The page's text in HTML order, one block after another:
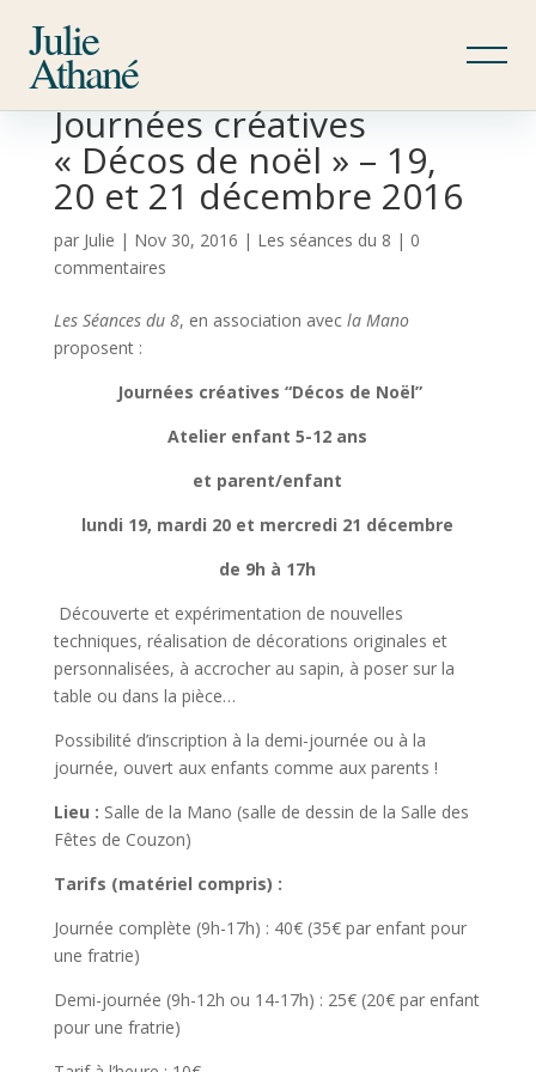
Julie
Athané
Journées créatives
« Décos de noël » – 19,
20 et 21 décembre 2016
par Julie | Nov 30, 2016 | Les séances du 8 | 0
commentaires
Les Séances du 8, en association avec la Mano
proposent :
Journées créatives “Décos de Noël”
Atelier enfant 5-12 ans
et parent/enfant
lundi 19, mardi 20 et mercredi 21 décembre
de 9h à 17h
Découverte et expérimentation de nouvelles
techniques, réalisation de décorations originales et
personnalisées, à accrocher au sapin, à poser sur la
table ou dans la pièce…
Possibilité d’inscription à la demi-journée ou à la
journée, ouvert aux enfants comme aux parents !
Lieu : Salle de la Mano (salle de dessin de la Salle des
Fêtes de Couzon)
Tarifs (matériel compris) :
Journée complète (9h-17h) : 40€ (35€ par enfant pour
une fratrie)
Demi-journée (9h-12h ou 14-17h) : 25€ (20€ par enfant
pour une fratrie)